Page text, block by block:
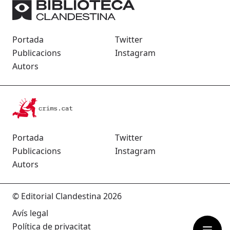
Portada
Publicacions
Autors
Twitter
Instagram
Portada
Publicacions
Autors
Twitter
Instagram
© Editorial Clandestina 2026
Avís legal
Política de privacitat